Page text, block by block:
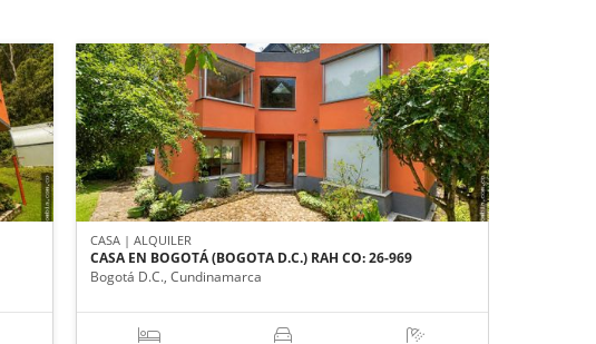
CASA | ALQUILER
CASA EN BOGOTÁ (BOGOTA D.C.) RAH CO: 26-969
Bogotá D.C., Cundinamarca